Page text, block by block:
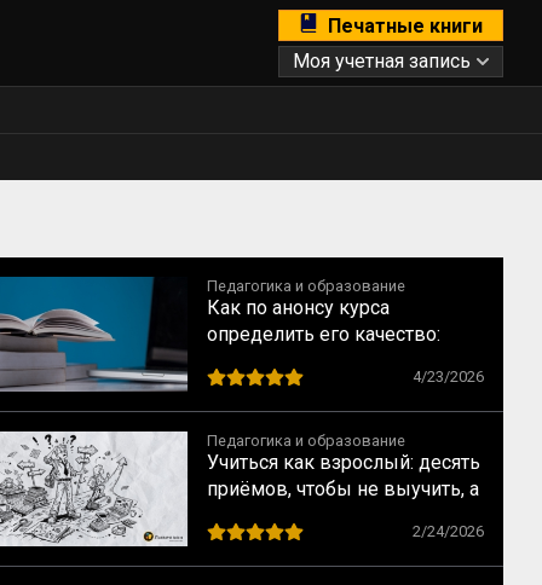
Печатные книги
Моя учетная запись
Педагогика и образование
Как по анонсу курса
определить его качество:
4/23/2026
Педагогика и образование
Учиться как взрослый: десять
приёмов, чтобы не выучить, а
2/24/2026